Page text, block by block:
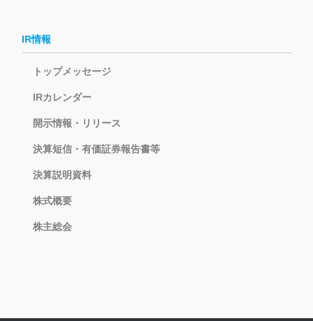
IR情報
トップメッセージ
IRカレンダー
開示情報・リリース
決算短信・有価証券報告書等
決算説明資料
株式概要
株主総会